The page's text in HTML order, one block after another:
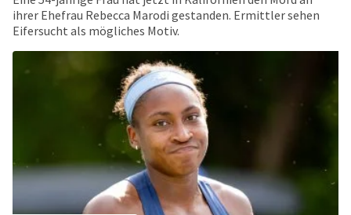
ihrer Ehefrau Rebecca Marodi gestanden. Ermittler sehen
Eifersucht als mögliches Motiv.